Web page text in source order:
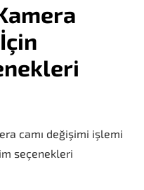
camı değişimi işlemi
seçenekleri